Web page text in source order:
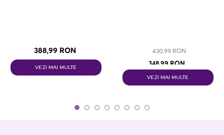
388,99 RON
VEZI MAI MULTE
430,99 RON
348,99 RON
VEZI MAI MULTE